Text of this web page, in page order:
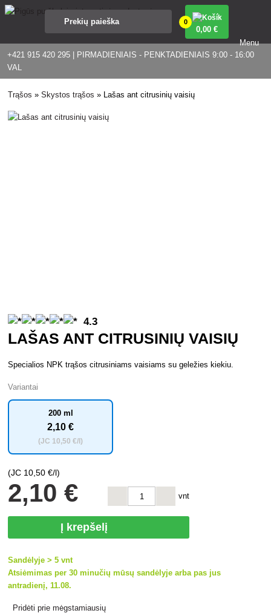
+421 915 420 295 | PIRMADIENIAIS - PENKTADIENIAIS 9:00 - 16:00
VAL
0
0,00 €
Menu
Trąšos »Skystos trąšos » Lašas ant citrusinių vaisių
4.3
LAŠAS ANT CITRUSINIŲ VAISIŲ
Specialios NPK trąšos citrusiniams vaisiams su geležies kiekiu.
Variantai
200 ml
2,10 €
(JC 10,50 €/l)
(JC 10,50 €/l)
2,10 € vnt
Į krepšelį
Sandėlyje > 5 vnt
Atsiėmimas per 30 minučių mūsų sandėlyje arba pas jus
antradienį, 11.08.
Pridėti prie mėgstamiausių